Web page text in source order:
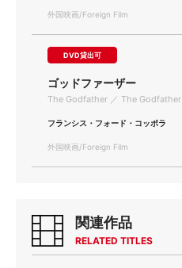
外国映画/Foreign Film
DVD貸出可
ゴッドファーザー
The Godfather ／ The Godfather
フランシス・フォード・コッポラ
外国映画/Foreign Film
関連作品
RELATED TITLES